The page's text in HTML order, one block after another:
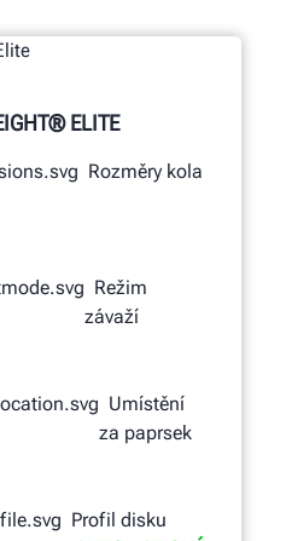
ELITE
Rozměry kola
Režim
závaží
Umístění
za paprsek
Profil disku